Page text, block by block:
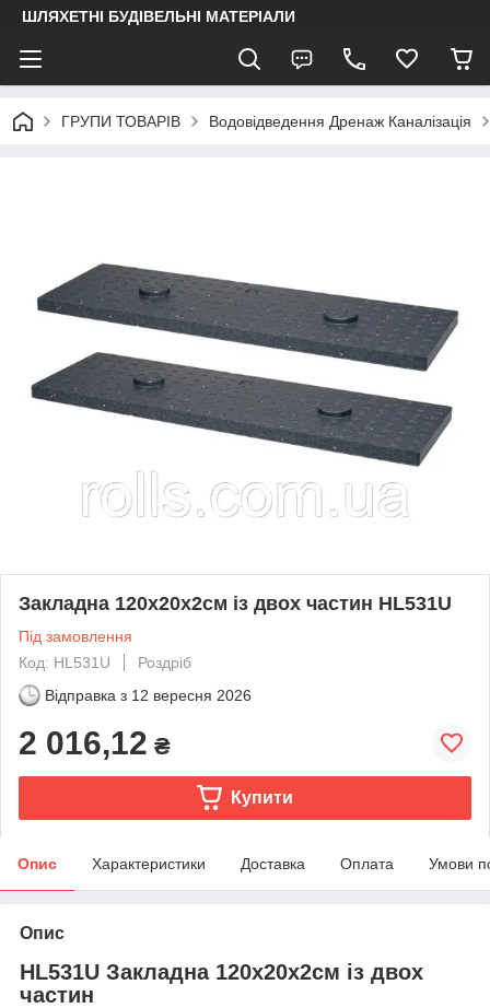
ШЛЯХЕТНІ БУДІВЕЛЬНІ МАТЕРІАЛИ
ГРУПИ ТОВАРІВ Водовідведення Дренаж Каналізація
Закладна 120х20х2см із двох частин HL531U
Під замовлення
Код: HL531U
Роздріб
Відправка з 12 вересня 2026
2 016,12 ₴
Купити
Опис Характеристики Доставка Оплата Умови
Опис
HL531U Закладна 120х20х2см із двох
частин